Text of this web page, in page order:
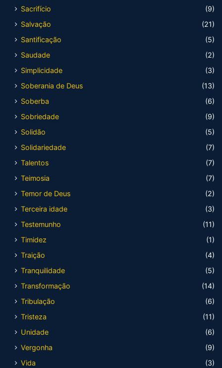
Sacrifício
(9)
Salvação
(21)
Santificação
(5)
Saudade
(2)
Simplicidade
(3)
Soberania de Deus
(13)
Soberba
(6)
Sobriedade
(9)
Solidão
(5)
Solidariedade
(7)
Talentos
(7)
Teimosia
(7)
Temor de Deus
(2)
Terceira idade
(3)
Testemunho
(11)
Timidez
(1)
Traição
(4)
Tranquilidade
(5)
Transformação
(14)
Tribulação
(6)
Tristeza
(11)
Unidade
(6)
Vergonha
(9)
Vida
(3)